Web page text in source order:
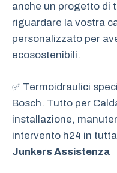
anche un progetto di
riguardare la vostra
personalizzato per
ecosostenibili.
✅ Termoidraulici
Bosch. Tutto per
installazione,
intervento h24 in
Junkers Assistenza